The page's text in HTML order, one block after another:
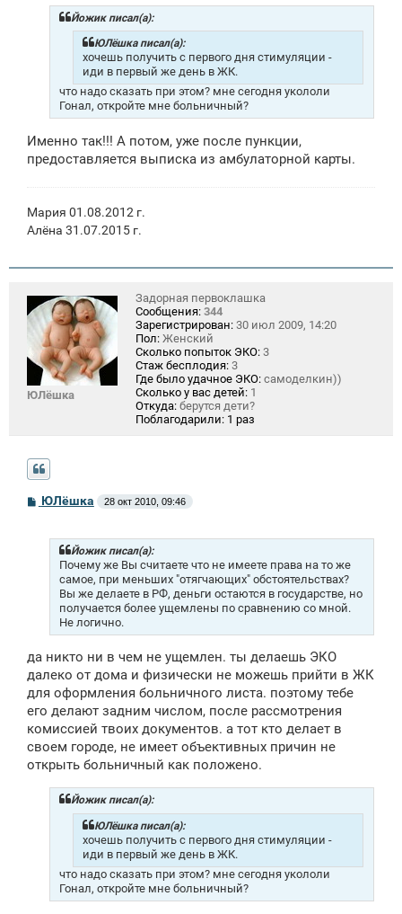
Йожик писал(а):
ЮЛёшка писал(а):
хочешь получить с первого дня стимуляции -
иди в первый же день в ЖК.
что надо сказать при этом? мне сегодня укололи
Гонал, откройте мне больничный?
Именно так!!! А потом, уже после пункции,
предоставляется выписка из амбулаторной карты.
Мария 01.08.2012 г.
Алёна 31.07.2015 г.
ЮЛёшка
Задорная первоклашка
Сообщения: 344
Зарегистрирован: 30 июл 2009, 14:20
Пол: Женский
Сколько попыток ЭКО: 3
Стаж бесплодия: 3
Где было удачное ЭКО: самоделкин))
Сколько у вас детей: 1
Откуда: берутся дети?
Поблагодарили: 1 раз
С
о
ЮЛёшка 28 окт 2010, 09:46
Йожик писал(а):
Почему же Вы считаете что не имеете права на то же
самое, при меньших "отягчающих" обстоятельствах?
Вы же делаете в РФ, деньги остаются в государстве, но
получается более ущемлены по сравнению со мной.
Не логично.
да никто ни в чем не ущемлен. ты делаешь ЭКО
далеко от дома и физически не можешь прийти в ЖК
для оформления больничного листа. поэтому тебе
его делают задним числом, после рассмотрения
комиссией твоих документов. а тот кто делает в
своем городе, не имеет объективных причин не
открыть больничный как положено.
Йожик писал(а):
ЮЛёшка писал(а):
хочешь получить с первого дня стимуляции -
иди в первый же день в ЖК.
что надо сказать при этом? мне сегодня укололи
Гонал, откройте мне больничный?